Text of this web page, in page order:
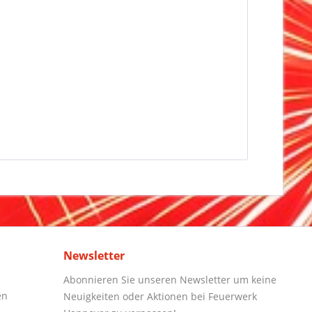
Newsletter
Abonnieren Sie unseren Newsletter um keine
Neuigkeiten oder Aktionen bei Feuerwerk